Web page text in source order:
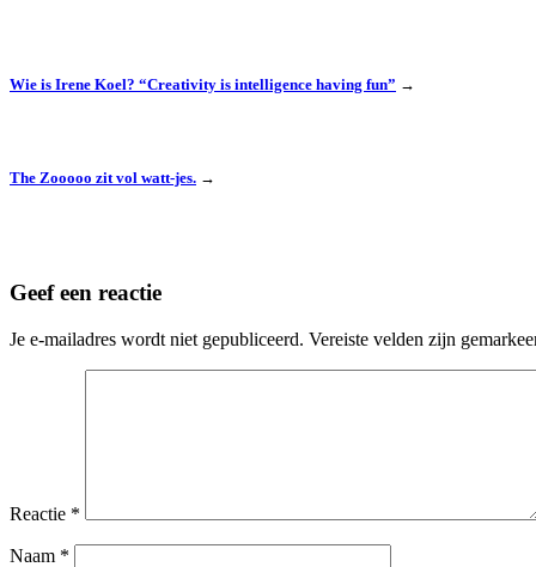
Wie is Irene Koel? “Creativity is intelligence having fun” →
The Zooooo zit vol watt-jes. →
Geef een reactie
Je e-mailadres wordt niet gepubliceerd. Vereiste velden zijn
Reactie *
Naam *